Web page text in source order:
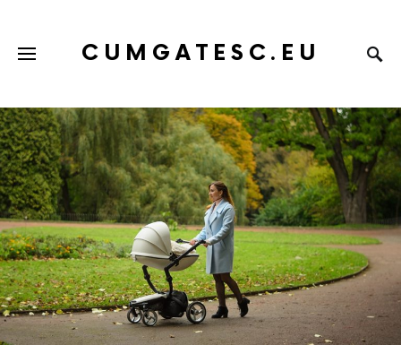
CUMGATESC.EU